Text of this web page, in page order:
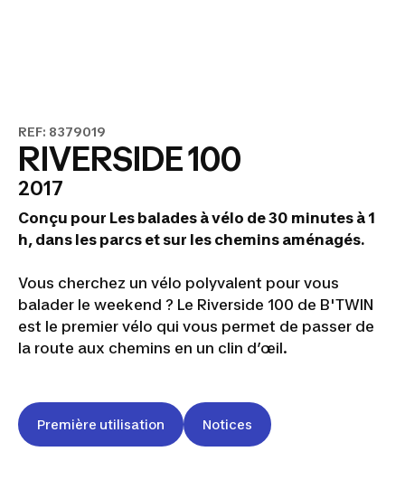
REF: 8379019
RIVERSIDE 100
2017
Conçu pour Les balades à vélo de 30 minutes à 1
h, dans les parcs et sur les chemins aménagés.
Vous cherchez un vélo polyvalent pour vous
balader le weekend ? Le Riverside 100 de B'TWIN
est le premier vélo qui vous permet de passer de
la route aux chemins en un clin d’œil.
Première utilisation Notices